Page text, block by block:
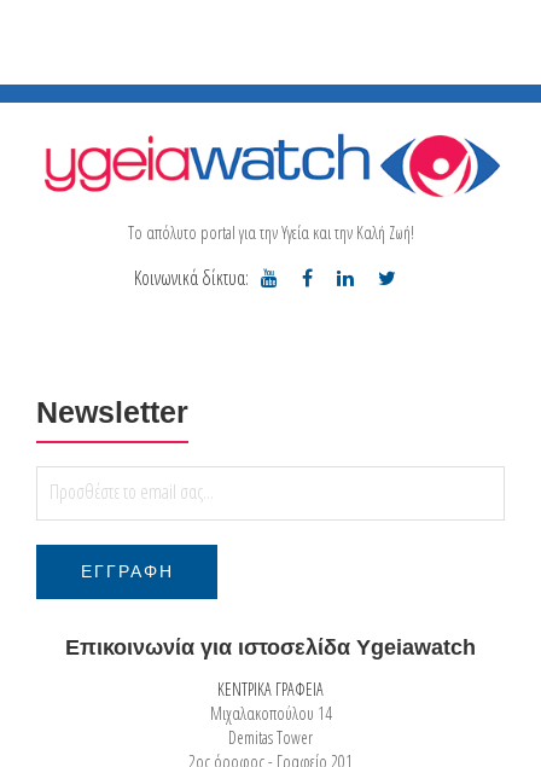
Το απόλυτο portal για την Υγεία και την Καλή Ζωή!
Κοινωνικά δίκτυα:
Newsletter
Επικοινωνία για ιστοσελίδα Ygeiawatch
ΚΕΝΤΡΙΚΑ ΓΡΑΦΕΙΑ
Μιχαλακοπούλου 14
Demitas Tower
2ος όροφος - Γραφείο 201